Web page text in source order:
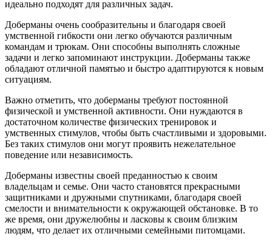
идеально подходят для различных задач.
Доберманы очень сообразительны и благодаря своей
умственной гибкости они легко обучаются различным
командам и трюкам. Они способны выполнять сложные
задачи и легко запоминают инструкции. Доберманы также
обладают отличной памятью и быстро адаптируются к новым
ситуациям.
Важно отметить, что доберманы требуют постоянной
физической и умственной активности. Они нуждаются в
достаточном количестве физических тренировок и
умственных стимулов, чтобы быть счастливыми и здоровыми.
Без таких стимулов они могут проявить нежелательное
поведение или независимость.
Доберманы известны своей преданностью к своим
владельцам и семье. Они часто становятся прекрасными
защитниками и дружными спутниками, благодаря своей
смелости и внимательности к окружающей обстановке. В то
же время, они дружелюбны и ласковы к своим близким
людям, что делает их отличными семейными питомцами.